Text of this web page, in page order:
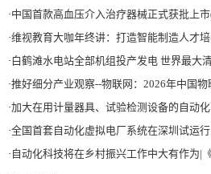
·中国首款高血压介入治疗器械正式获批上市
·维视教育大咖年终讲：打造智能制造人才
·白鹤滩水电站全部机组投产发电 世界最大清洁能源走廊全面建成|将为建设新型能
·推好细分产业观察--物联网：2026年中国物联网市场规模接近3000亿美元
·加大在用计量器具、试验检测设备的自动化、数字化改造力度|市场监管总局
·全国首套自动化虚拟电厂系统在深圳试运行 功能
· 自动化科技将在乡村振兴工作中大有作为|《关于做好2023